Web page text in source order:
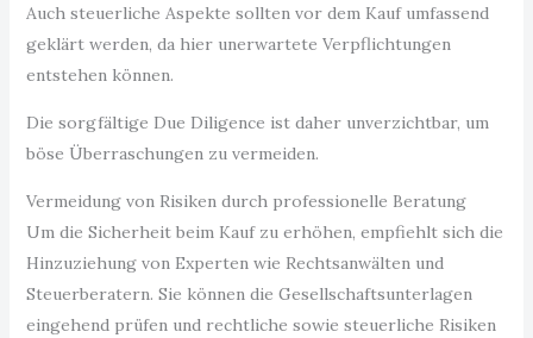
Auch steuerliche Aspekte sollten vor dem Kauf umfassend
geklärt werden, da hier unerwartete Verpflichtungen
entstehen können.
Die sorgfältige Due Diligence ist daher unverzichtbar, um
böse Überraschungen zu vermeiden.
Vermeidung von Risiken durch professionelle Beratung
Um die Sicherheit beim Kauf zu erhöhen, empfiehlt sich die
Hinzuziehung von Experten wie Rechtsanwälten und
Steuerberatern. Sie können die Gesellschaftsunterlagen
eingehend prüfen und rechtliche sowie steuerliche Risiken